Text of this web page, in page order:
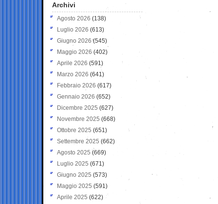
Archivi
Agosto 2026 (138)
Luglio 2026 (613)
Giugno 2026 (545)
Maggio 2026 (402)
Aprile 2026 (591)
Marzo 2026 (641)
Febbraio 2026 (617)
Gennaio 2026 (652)
Dicembre 2025 (627)
Novembre 2025 (668)
Ottobre 2025 (651)
Settembre 2025 (662)
Agosto 2025 (669)
Luglio 2025 (671)
Giugno 2025 (573)
Maggio 2025 (591)
Aprile 2025 (622)